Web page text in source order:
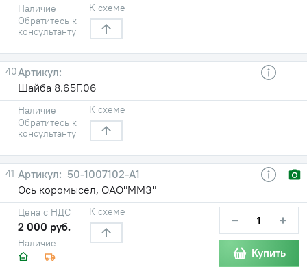
Наличие
Обратитесь к
консультанту
К схеме
40
Шайба 8.65Г.06
Наличие
Обратитесь к
консультанту
К схеме
41
50-1007102-А1
Ось коромысел, ОАО"ММЗ"
Наличие
Цена с НДС
2 000 руб.
К схеме − +
Купить